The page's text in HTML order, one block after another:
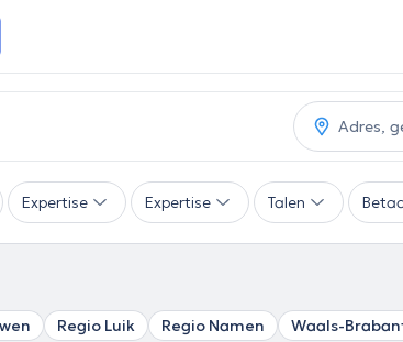
Expertise Expertise Talen
Regio Luik Regio Namen Waals-